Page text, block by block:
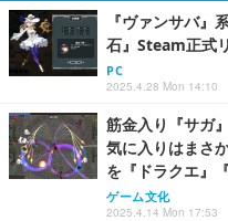
『ヴァンサバ』
石』Steam正式
PC
2025.4.28 Mon 14:10
筋金入り『サガ
気に入りはまさ
を『ドラクエ』
ゲーム文化
2025.4.14 Mon 17:53